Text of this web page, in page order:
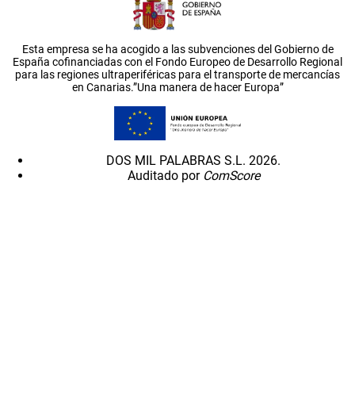
Esta empresa se ha acogido a las subvenciones del Gobierno de
España cofinanciadas con el Fondo Europeo de Desarrollo Regional
para las regiones ultraperiféricas para el transporte de mercancías
en Canarias.”Una manera de hacer Europa”
DOS MIL PALABRAS S.L. 2026.
Auditado por ComScore